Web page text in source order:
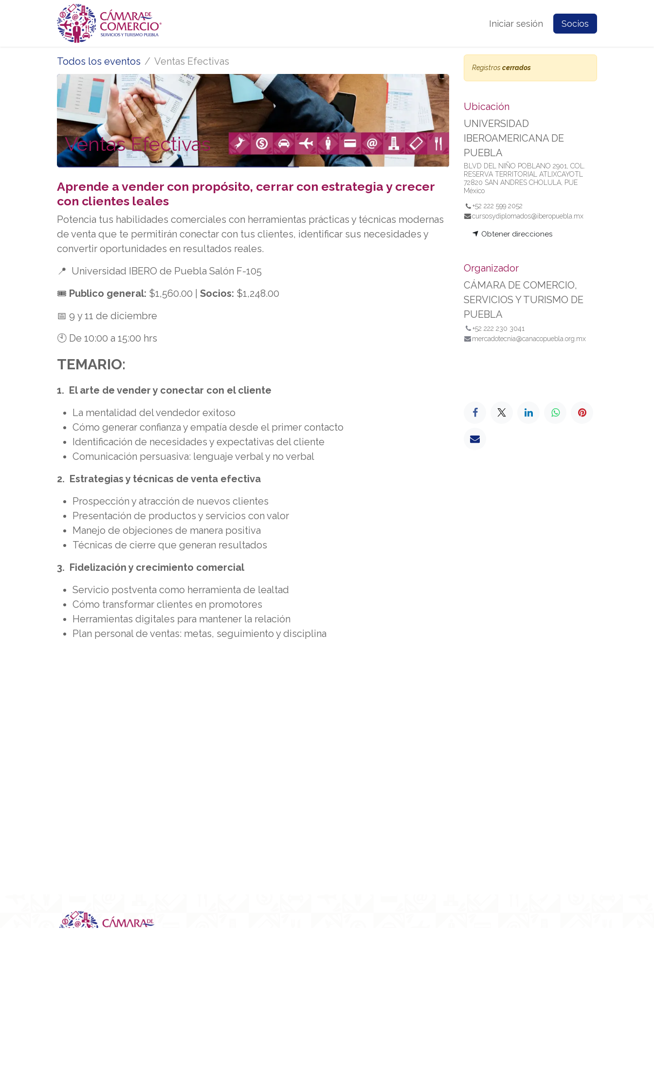
Contacto Prensa
Iniciar sesión Socios
Todos los eventos Ventas Efectivas
Ventas Efectivas
Aprende a vender con propósito, cerrar con estrategia y crecer
con clientes leales
Potencia tus habilidades comerciales con herramientas prácticas y técnicas modernas
de venta que te permitirán conectar con tus clientes, identificar sus necesidades y
convertir oportunidades en resultados reales.
📍 Universidad IBERO de Puebla Salón F-105
🎟️ Publico general: $1,560.00 | Socios: $1,248.00
📅 9 y 11 de diciembre
🕙 De 10:00 a 15:00 hrs
TEMARIO:
1. El arte de vender y conectar con el cliente
La mentalidad del vendedor exitoso
Cómo generar confianza y empatía desde el primer contacto
Identificación de necesidades y expectativas del cliente
Comunicación persuasiva: lenguaje verbal y no verbal
2. Estrategias y técnicas de venta efectiva
Prospección y atracción de nuevos clientes
Presentación de productos y servicios con valor
Manejo de objeciones de manera positiva
Técnicas de cierre que generan resultados
3. Fidelización y crecimiento comercial
Servicio postventa como herramienta de lealtad
Cómo transformar clientes en promotores
Herramientas digitales para mantener la relación
Plan personal de ventas: metas, seguimiento y disciplina
Registros cerrados
Ubicación
UNIVERSIDAD
IBEROAMERICANA DE
PUEBLA
BLVD DEL NIÑO POBLANO 2901, COL.
RESERVA TERRITORIAL ATLIXCAYOTL
72820 SAN ANDRES CHOLULA, PUE
México
+52 222 599 2052
cursosydiplomados@iberopuebla.mx
Obtener direcciones
Organizador
CÁMARA DE COMERCIO,
SERVICIOS Y TURISMO DE
PUEBLA
+52 222 230 3041
mercadotecnia@canacopuebla.org.mx